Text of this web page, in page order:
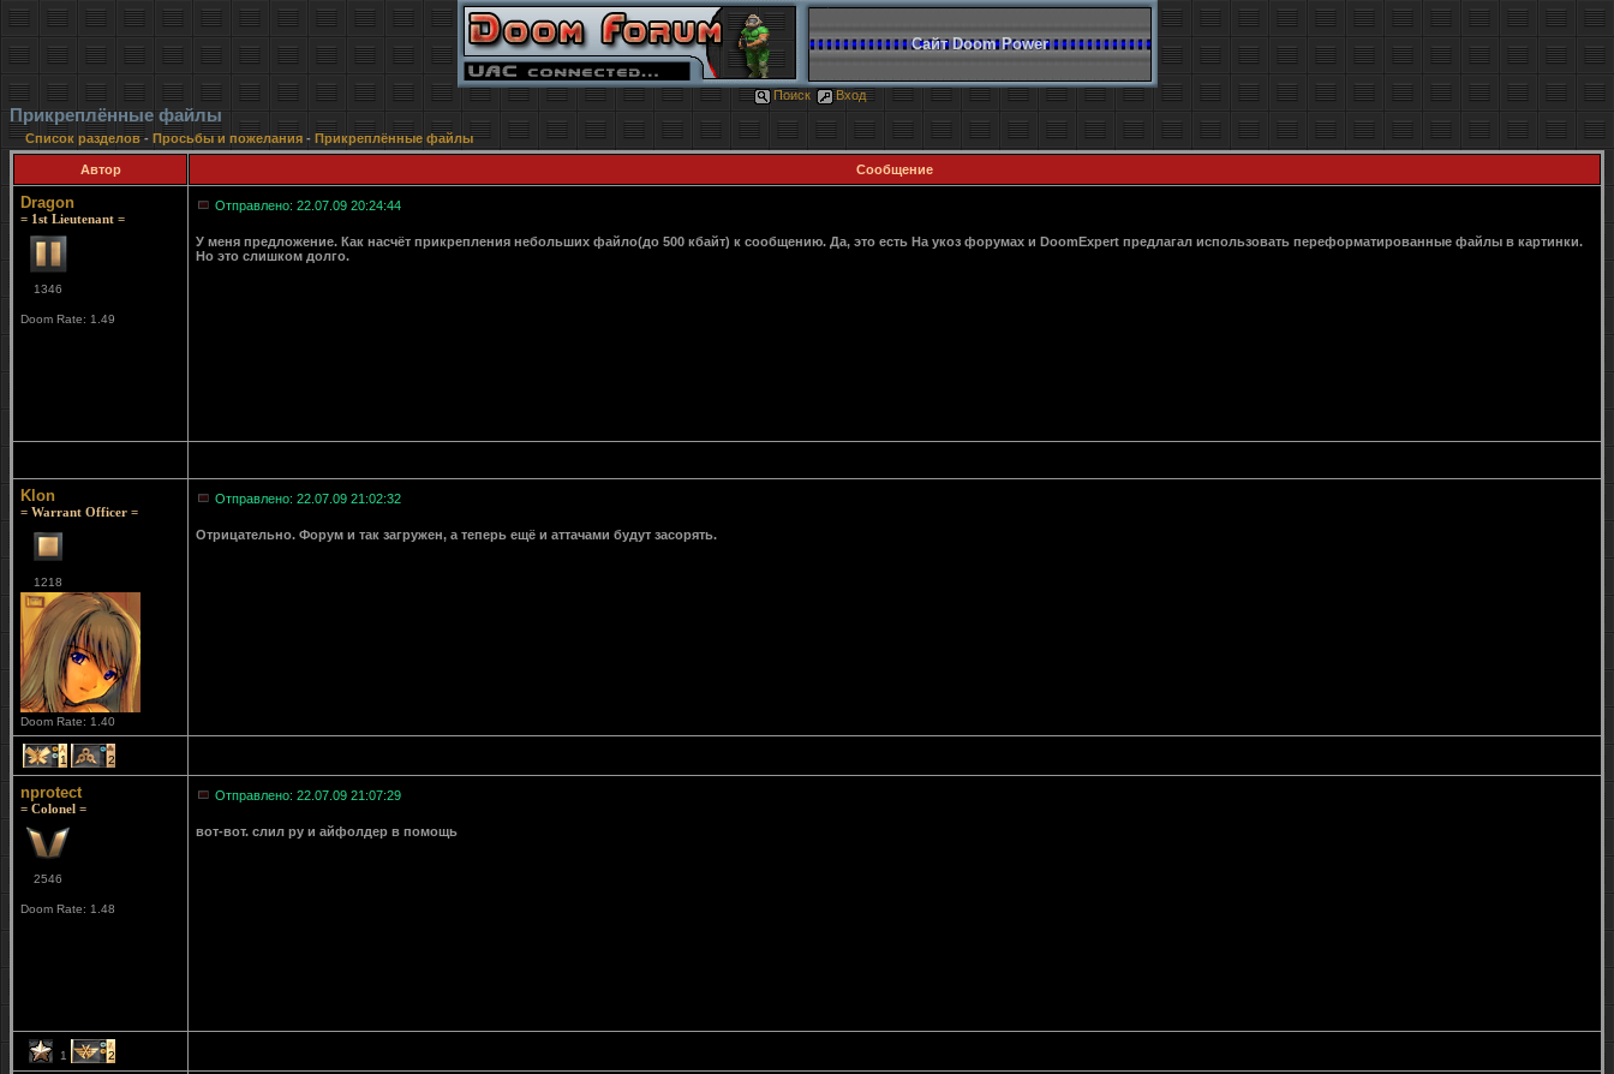
Сайт Doom Power
Поиск Вход
Прикреплённые файлы
Список разделов- Просьбы и пожелания - Прикреплённые файлы
Автор Сообщение
Dragon
= 1st Lieutenant =
1346
Doom Rate: 1.49
Отправлено: 22.07.09 20:24:44
У меня предложение. Как насчёт прикрепления небольших файло(до 500 кбайт) к сообщению. Да, это есть На укоз форумах и DoomExpert предлагал использовать переформатированные файлы в картинки.
Но это слишком долго.
Klon
= Warrant Officer =
1218
Doom Rate: 1.40
Отправлено: 22.07.09 21:02:32
Отрицательно. Форум и так загружен, а теперь ещё и аттачами будут засорять.
1 2
nprotect
= Colonel =
2546
Doom Rate: 1.48
Отправлено: 22.07.09 21:07:29
вот-вот. слил ру и айфолдер в помощь
1 2